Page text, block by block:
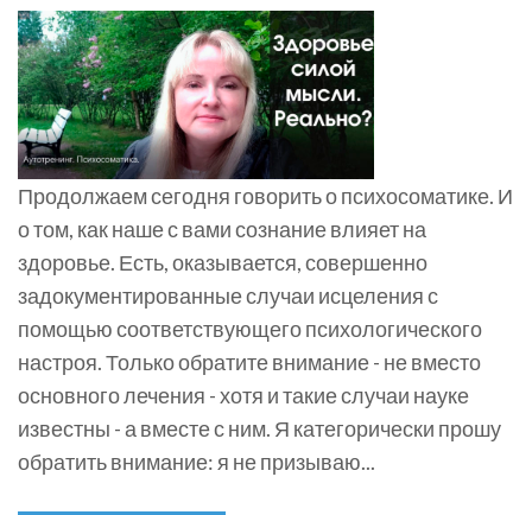
Продолжаем сегодня говорить о психосоматике. И
о том, как наше с вами сознание влияет на
здоровье. Есть, оказывается, совершенно
задокументированные случаи исцеления с
помощью соответствующего психологического
настроя. Только обратите внимание - не вместо
основного лечения - хотя и такие случаи науке
известны - а вместе с ним. Я категорически прошу
обратить внимание: я не призываю...